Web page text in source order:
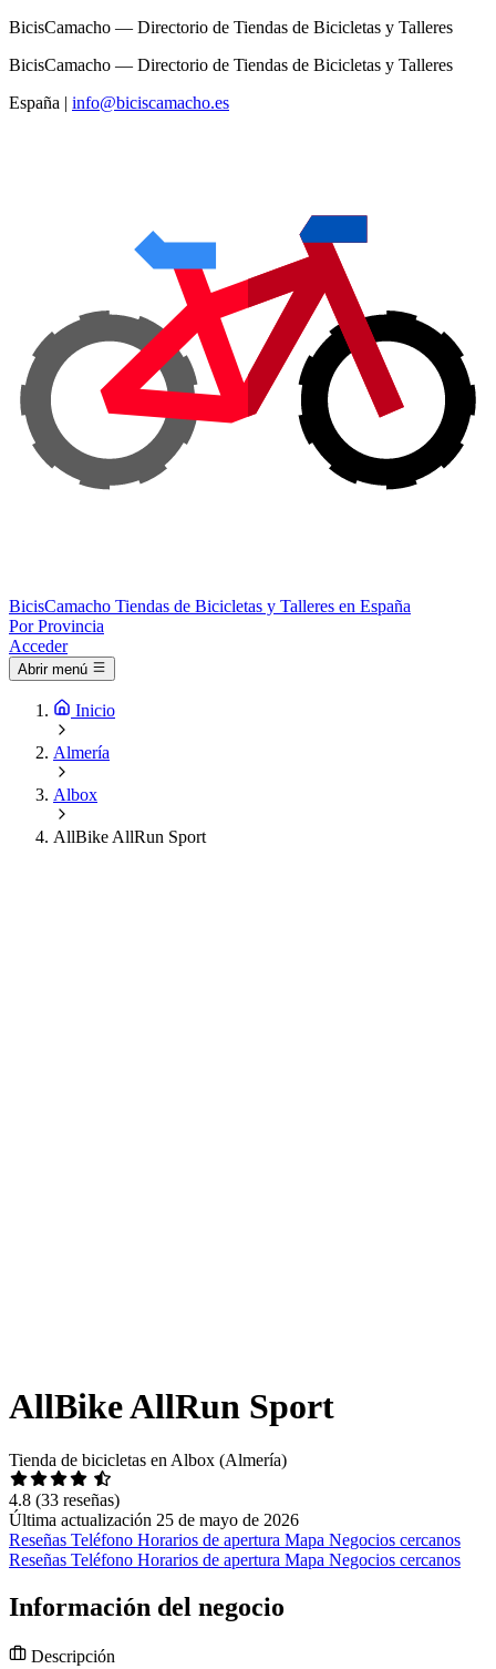
BicisCamacho — Directorio de Tiendas de Bicicletas y Talleres
BicisCamacho — Directorio de Tiendas de Bicicletas y Talleres
España | info@biciscamacho.es
BicisCamacho Tiendas de Bicicletas y Talleres en España
Por Provincia
Acceder
Abrir menú
Inicio
Almería
Albox
AllBike AllRun Sport
AllBike AllRun Sport
Tienda de bicicletas en Albox (Almería)
4.8 (33 reseñas)
Última actualización 25 de mayo de 2026
Reseñas Teléfono Horarios de apertura Mapa Negocios cercanos
Reseñas Teléfono Horarios de apertura Mapa Negocios cercanos
Información del negocio
Descripción